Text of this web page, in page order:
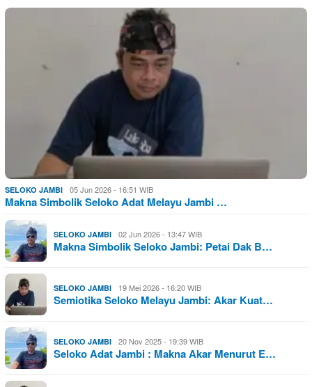
SELOKO JAMBI 05 Jun 2026 - 16:51 WIB
Makna Simbolik Seloko Adat Melayu Jambi …
SELOKO JAMBI 02 Jun 2026 - 13:47 WIB
Makna Simbolik Seloko Jambi: Petai Dak B…
SELOKO JAMBI 19 Mei 2026 - 16:20 WIB
Semiotika Seloko Melayu Jambi: Akar Kuat…
SELOKO JAMBI 20 Nov 2025 - 19:39 WIB
Seloko Adat Jambi : Makna Akar Menurut E…